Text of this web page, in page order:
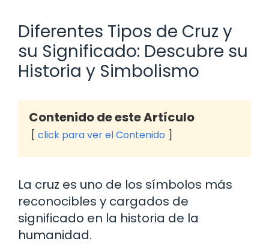
Diferentes Tipos de Cruz y
su Significado: Descubre su
Historia y Simbolismo
Contenido de este Artículo
click para ver el Contenido
La cruz es uno de los símbolos más
reconocibles y cargados de
significado en la historia de la
humanidad.